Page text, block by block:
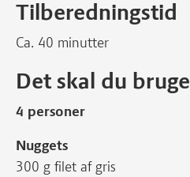
Tilberedningstid
Ca. 40 minutter
Det skal du bruge
4 personer
Nuggets
300 g filet af gris